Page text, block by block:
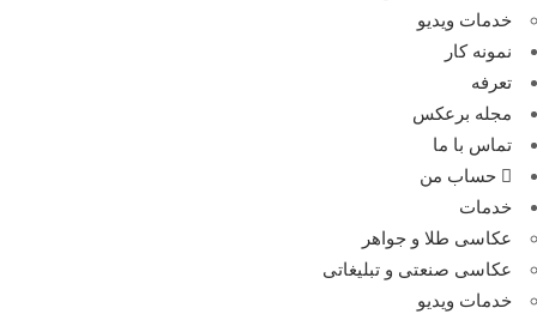
خدمات ویدیو
نمونه کار
تعرفه
مجله برعکس
تماس با ما
حساب من
خدمات
عکاسی طلا و جواهر
عکاسی صنعتی و تبلیغاتی
خدمات ویدیو